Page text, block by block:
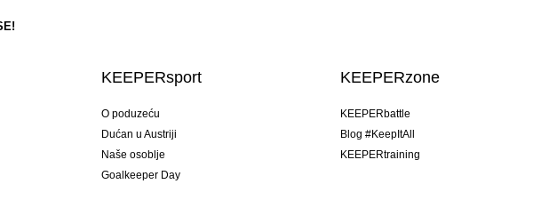
KEEPERsport
O poduzeću
Dućan u Austriji
Naše osoblje
Goalkeeper Day
KEEPERzone
KEEPERbattle
Blog #KeepItAll
KEEPERtraining